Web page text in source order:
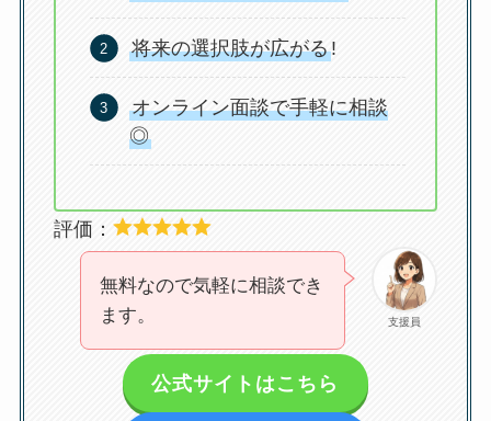
将来の選択肢が広がる!
オンライン面談で手軽に相談
◎
評価：
支援員
無料なので気軽に相談でき
ます。
公式サイトはこちら